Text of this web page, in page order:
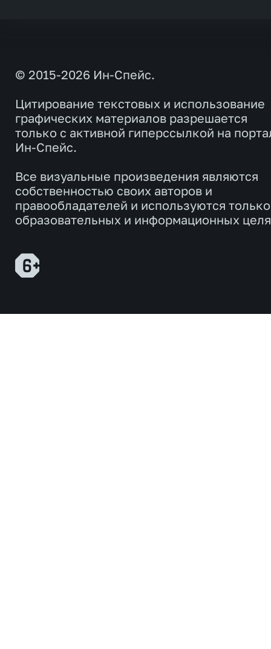
© 2015-2026 Ин-Спейс.
Цитирование текстовых и использование
графических материалов разрешается
только с активной гиперссылкой на
Ин-Спейс.
Все визуальные произведения являются
собственностью своих авторов и
правообладателей и используются
образовательных и информационных